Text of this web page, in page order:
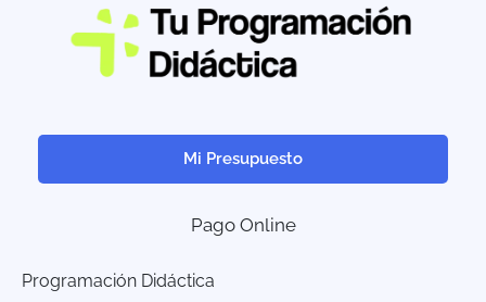
Mi Presupuesto
Pago Online
Programación Didáctica